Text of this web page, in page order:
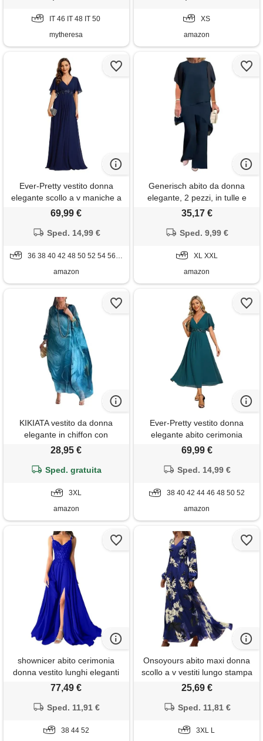
IT 46 IT 48 IT 50
mytheresa
cocktail donne seconde nozze
modelli
XS
amazon
Ever-Pretty vestito donna
elegante scollo a v maniche a
volant stile lungo abito
69,99 €
Sped. 14,99 €
36 38 40 42 48 50 52 54 56 58
amazon
Generisch abito da donna
elegante, 2 pezzi, in tulle e
chiffon, con pantaloni, per
marino, xl
35,17 €
Sped. 9,99 €
XL XXL
amazon
KIKIATA vestito da donna
elegante in chiffon con
stampa, girocollo, stile
taglie forti, blu, xxx-large
28,95 €
Sped. gratuita
3XL
amazon
Ever-Pretty vestito donna
elegante abito cerimonia
donna con applique e collo v
stile impero teal 48
69,99 €
Sped. 14,99 €
38 40 42 44 46 48 50 52
amazon
shownicer abito cerimonia
donna vestito lunghi eleganti
matrimonio abito da sera in
in pizzo vestiti con spacco a
77,49 €
Sped. 11,91 €
38 44 52
Onsoyours abito maxi donna
scollo a v vestiti lungo stampa
floreale vita alta cerimonia
curvy swing spiaggia abiti
25,69 €
Sped. 11,81 €
3XL L